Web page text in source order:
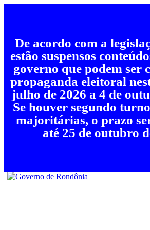
De acordo com a
estão suspensos
governo que podem ser
propaganda eleitoral
julho de 2026 a 4 de
Se houver segundo
majoritárias, o prazo
até 25 de outubro